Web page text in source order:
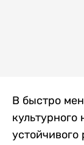
В быстро
устойчивого